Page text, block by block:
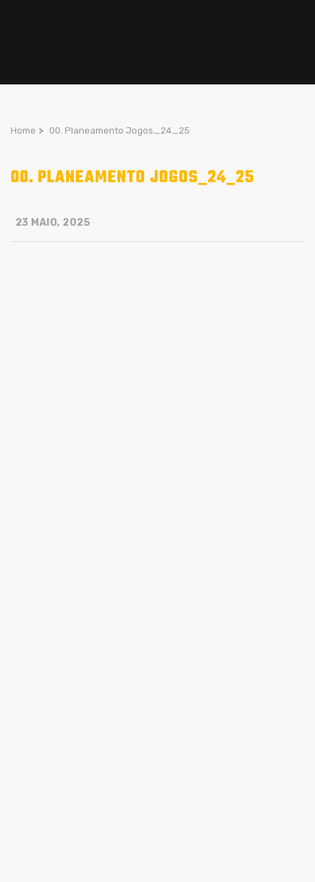
Home > 00. Planeamento Jogos_24_25
00. PLANEAMENTO JOGOS_24_25
23 MAIO, 2025